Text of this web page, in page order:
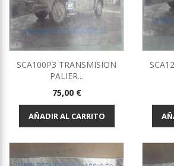
SCA100P3 TRANSMISION
PALIER...
Precio
75,00 €
AÑADIR AL CARRITO